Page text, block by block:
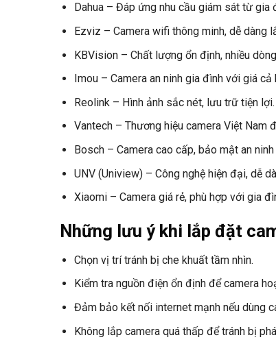
Dahua – Đáp ứng nhu cầu giám sát từ gia
Ezviz – Camera wifi thông minh, dễ dàng
KBVision – Chất lượng ổn định, nhiều
Imou – Camera an ninh gia đình với giá cả
Reolink – Hình ảnh sắc nét, lưu trữ tiện lợi.
Vantech – Thương hiệu camera Việt Nam
Bosch – Camera cao cấp, bảo mật an
UNV (Uniview) – Công nghệ hiện đại, dễ
Xiaomi – Camera giá rẻ, phù hợp với gia
Những lưu ý khi lắp đặt
Chọn vị trí tránh bị che khuất tầm nhìn.
Kiểm tra nguồn điện ổn định để camera
Đảm bảo kết nối internet mạnh nếu dùng
Không lắp camera quá thấp để tránh bị